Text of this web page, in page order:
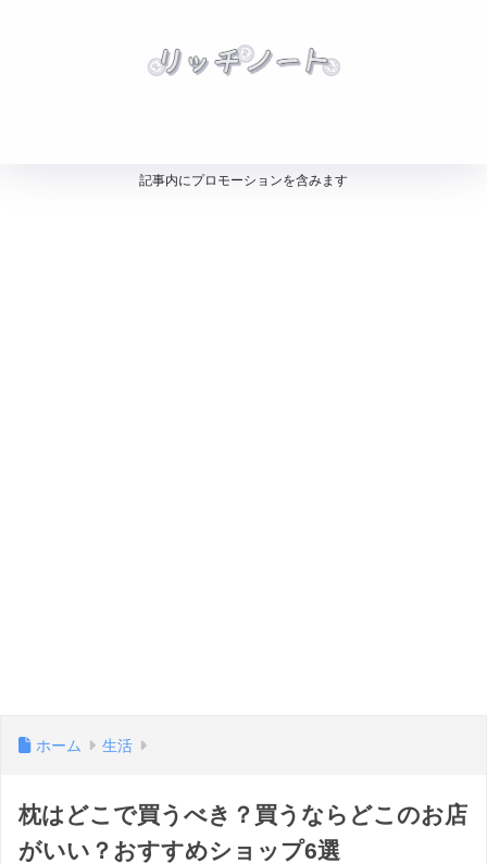
記事内にプロモーションを含みます
ホーム 生活
枕はどこで買うべき？買うならどこのお店
がいい？おすすめショップ6選